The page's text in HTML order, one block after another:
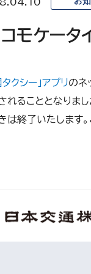
コモケー
タクシー」アプリのネ
れることとなりま
は終了いたします